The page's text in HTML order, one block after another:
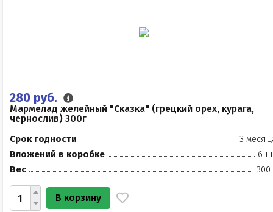
280 руб.
Мармелад желейный "Сказка" (грецкий орех, курага,
чернослив) 300г
Срок годности
3
Вложений в коробке
6
Вес
300
В корзину